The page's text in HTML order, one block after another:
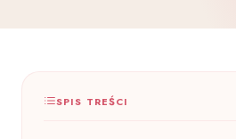
SPIS TREŚCI